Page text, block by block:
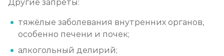
Другие запреты:
тяжёлые заболевания внутренних органов,
особенно печени и почек;
алкогольный делирий;